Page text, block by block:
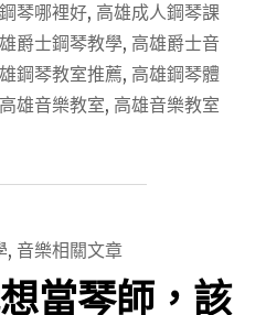
也
來
及！
3
人
第
琴哪裡好, 高雄成人鋼琴課
爵士鋼琴教學, 高雄爵士音
鋼琴教室推薦, 高雄鋼琴體
高雄音樂教室, 高雄音樂教室
, 音樂相關文章
當琴師，該